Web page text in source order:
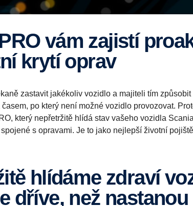
krytí oprav
zastavit jakékoliv vozidlo a majiteli tím
po který není možné vozidlo provozovat.
který nepřetržitě hlídá stav vašeho vozidla
s opravami. Je to jako nejlepší životní
dříve, než nastanou